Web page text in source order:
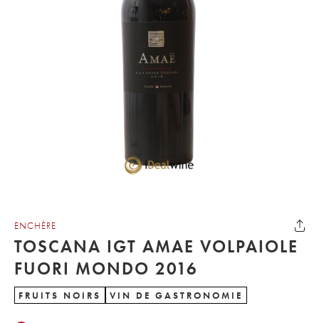
ENCHÈRE
TOSCANA IGT AMAE VOLPAIOLE
FUORI MONDO 2016
FRUITS NOIRS VIN DE GASTRONOMIE